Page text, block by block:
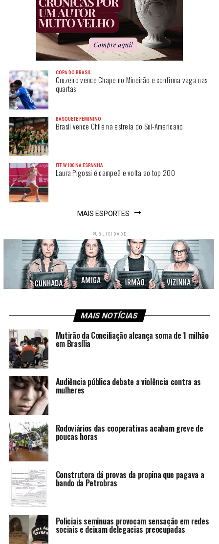
COPA DO BRASIL
Cruzeiro vence Chape no Mineirão e confirma vaga nas
quartas
BASQUETE FEMININO
Brasil vence Chile na estreia do Sul-Americano
ITF W100 NA ESPANHA
Laura Pigossi é campeã e volta ao top 200
MAIS ESPORTES
PUBLICIDADE
MAIS NOTÍCIAS
Mutirão da Conciliação alcança soma de 1 milhão
em Brasília
Audiência pública debate a violência contra as
mulheres
Rodoviários das cooperativas acabam greve de
poucas horas
Construtora dá provas da propina que pagava a
bando da Petrobras
Policiais seminuas provocam sensação em redes
sociais e deixam delegacias preocupadas